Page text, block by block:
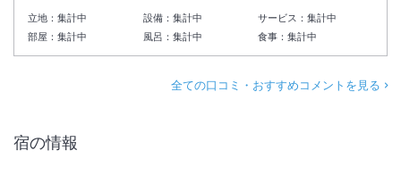
立地： 集計中 設備： 集計中 サービス：集計中
部屋： 集計中 風呂： 集計中 食事：集計中
全ての口コミ・おすすめコメントを見る
宿の情報